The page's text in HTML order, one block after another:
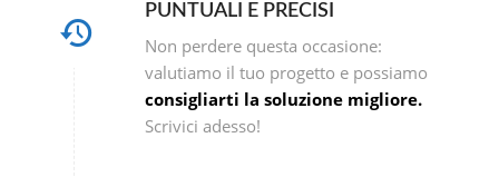
PUNTUALI E PRECISI
Non perdere questa occasione:
valutiamo il tuo progetto e possiamo
consigliarti la soluzione migliore.
Scrivici adesso!